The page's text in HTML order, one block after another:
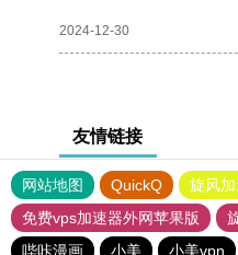
2024-12-30
友情链接
网站地图 QuickQ 旋风
免费vps加速器外网苹果版
哔咔漫画
小美 小美vpn